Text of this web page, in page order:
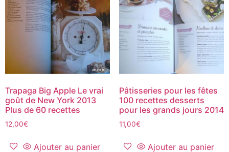
Trapaga Big Apple Le vrai
goût de New York 2013
Plus de 60 recettes
12,00€
Ajouter au panier
Pâtisseries pour les fêtes
100 recettes desserts
pour les grands jours 2014
11,00€
Ajouter au panier